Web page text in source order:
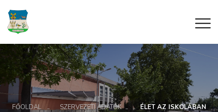
FŐOLDAL SZERVEZETI ADATOK ÉLET AZ ISKOLÁBAN